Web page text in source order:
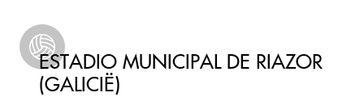
ESTADIO MUNICIPAL DE RIAZOR
(GALICIË)